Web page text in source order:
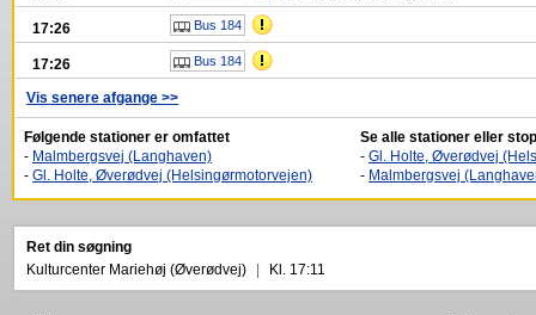
17:26 Bus 184
17:26 Bus 184
Vis senere afgange >>
Følgende stationer er omfattet
- Malmbergsvej (Langhaven)
- Gl. Holte, Øverødvej (Helsingørmotorvejen)
Se alle stationer eller
- Gl. Holte, Øverødvej
- Malmbergsvej
Ret din søgning
Kulturcenter Mariehøj (Øverødvej)
Kl. 17:11